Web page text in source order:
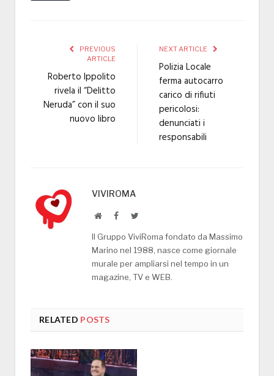
PREVIOUS
ARTICLE
Roberto Ippolito
rivela il “Delitto
Neruda” con il suo
nuovo libro
NEXT ARTICLE
Polizia Locale
ferma autocarro
carico di rifiuti
pericolosi:
denunciati i
responsabili
VIVIROMA
WebsiteFacebookTwitter
Il Gruppo ViviRoma fondato da Massimo
Marino nel 1988, nasce come giornale
murale per ampliarsi nel tempo in un
magazine, TV e WEB.
RELATED POSTS